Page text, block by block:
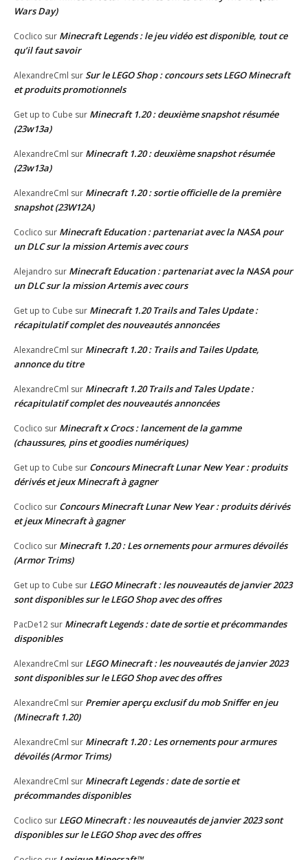
Wars Day)
Coclico sur Minecraft Legends : le jeu vidéo est disponible, tout ce
qu’il faut savoir
AlexandreCml surSur le LEGO Shop : concours sets LEGO Minecraft
et produits promotionnels
Get up to Cube sur Minecraft 1.20 : deuxième snapshot résumée
(23w13a)
AlexandreCml sur Minecraft 1.20 : deuxième snapshot résumée
(23w13a)
AlexandreCml sur Minecraft 1.20 : sortie officielle de la première
snapshot (23W12A)
Coclico sur Minecraft Education : partenariat avec la NASA pour
un DLC sur la mission Artemis avec cours
Alejandro sur Minecraft Education : partenariat avec la NASA pour
un DLC sur la mission Artemis avec cours
Get up to Cube sur Minecraft 1.20 Trails and Tales Update :
récapitulatif complet des nouveautés annoncées
AlexandreCml sur Minecraft 1.20 : Trails and Tailes Update,
annonce du titre
AlexandreCml sur Minecraft 1.20 Trails and Tales Update :
récapitulatif complet des nouveautés annoncées
Coclico sur Minecraft x Crocs : lancement de la gamme
(chaussures, pins et goodies numériques)
Get up to Cube sur Concours Minecraft Lunar New Year : produits
dérivés et jeux Minecraft à gagner
Coclico sur Concours Minecraft Lunar New Year : produits dérivés
et jeux Minecraft à gagner
Coclico sur Minecraft 1.20 : Les ornements pour armures dévoilés
(Armor Trims)
Get up to Cube sur LEGO Minecraft : les nouveautés de janvier 2023
sont disponibles sur le LEGO Shop avec des offres
PacDe12 sur Minecraft Legends : date de sortie et précommandes
disponibles
AlexandreCml sur LEGO Minecraft : les nouveautés de janvier 2023
sont disponibles sur le LEGO Shop avec des offres
AlexandreCml sur Premier aperçu exclusif du mob Sniffer en jeu
(Minecraft 1.20)
AlexandreCml sur Minecraft 1.20 : Les ornements pour armures
dévoilés (Armor Trims)
AlexandreCml sur Minecraft Legends : date de sortie et
précommandes disponibles
Coclico sur LEGO Minecraft : les nouveautés de janvier 2023 sont
disponibles sur le LEGO Shop avec des offres